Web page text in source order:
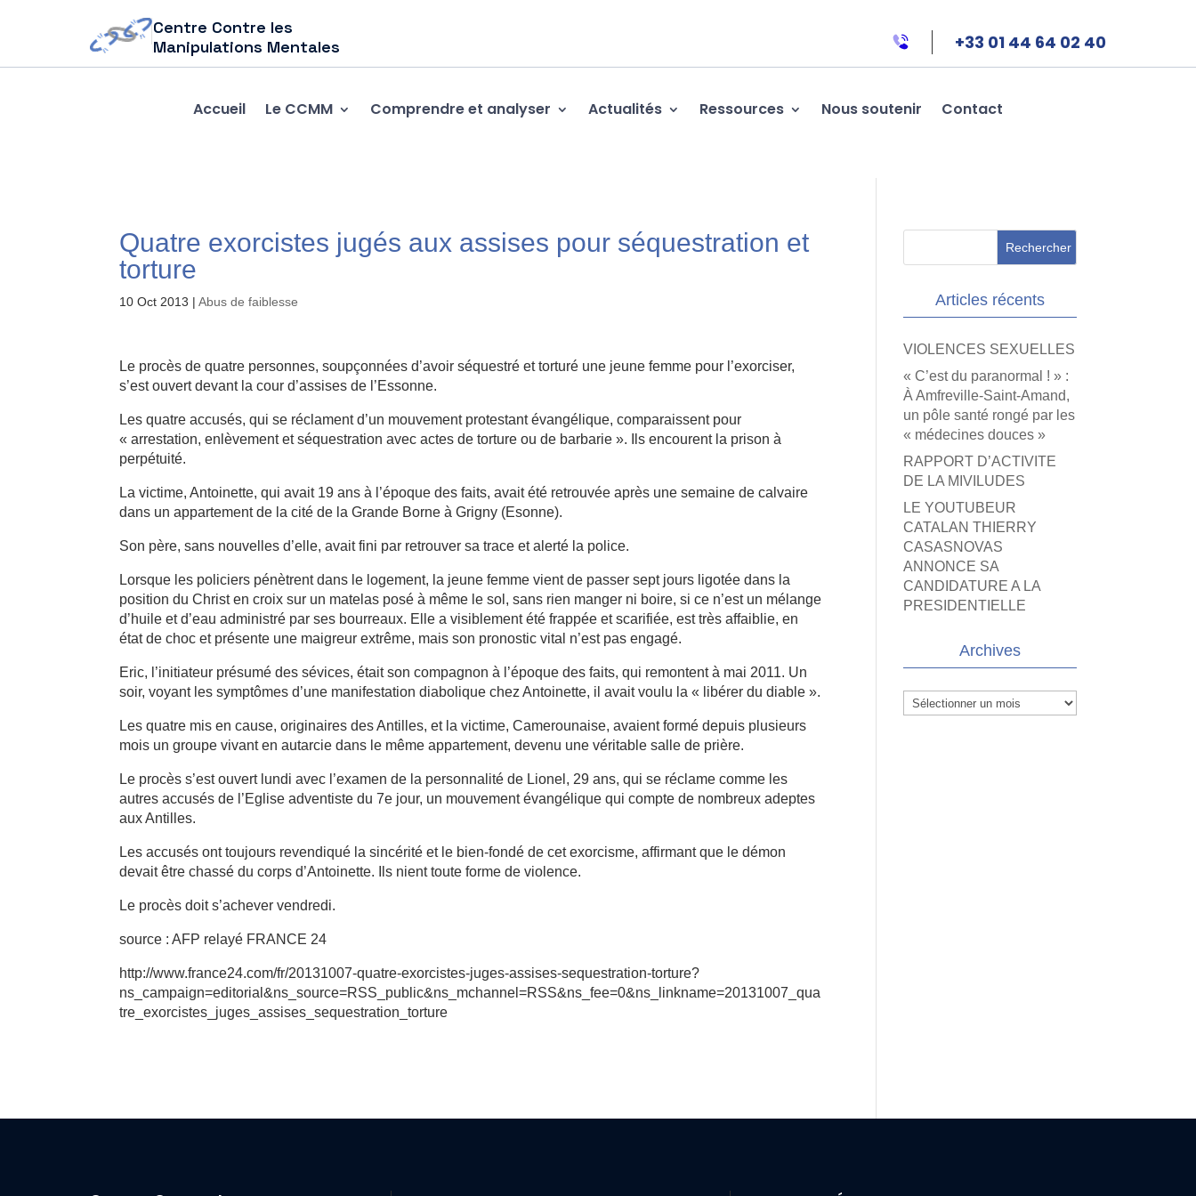
Centre Contre les
Manipulations Mentales
+33 01 44 64 02 40
Accueil Le CCMM Comprendre et analyser Actualités Ressources Nous soutenir Contact
Quatre exorcistes jugés aux assises pour séquestration et
torture
10 Oct 2013 |Abus de faiblesse
Le procès de quatre personnes, soupçonnées d’avoir séquestré et torturé une jeune femme pour l’exorciser,
s’est ouvert devant la cour d’assises de l’Essonne.
Les quatre accusés, qui se réclament d’un mouvement protestant évangélique, comparaissent pour
« arrestation, enlèvement et séquestration avec actes de torture ou de barbarie ». Ils encourent la prison à
perpétuité.
La victime, Antoinette, qui avait 19 ans à l’époque des faits, avait été retrouvée après une semaine de calvaire
dans un appartement de la cité de la Grande Borne à Grigny (Esonne).
Son père, sans nouvelles d’elle, avait fini par retrouver sa trace et alerté la police.
Lorsque les policiers pénètrent dans le logement, la jeune femme vient de passer sept jours ligotée dans la
position du Christ en croix sur un matelas posé à même le sol, sans rien manger ni boire, si ce n’est un mélange
d’huile et d’eau administré par ses bourreaux. Elle a visiblement été frappée et scarifiée, est très affaiblie, en
état de choc et présente une maigreur extrême, mais son pronostic vital n’est pas engagé.
Eric, l’initiateur présumé des sévices, était son compagnon à l’époque des faits, qui remontent à mai 2011. Un
soir, voyant les symptômes d’une manifestation diabolique chez Antoinette, il avait voulu la « libérer du diable ».
Les quatre mis en cause, originaires des Antilles, et la victime, Camerounaise, avaient formé depuis plusieurs
mois un groupe vivant en autarcie dans le même appartement, devenu une véritable salle de prière.
Le procès s’est ouvert lundi avec l’examen de la personnalité de Lionel, 29 ans, qui se réclame comme les
autres accusés de l’Eglise adventiste du 7e jour, un mouvement évangélique qui compte de nombreux adeptes
aux Antilles.
Les accusés ont toujours revendiqué la sincérité et le bien-fondé de cet exorcisme, affirmant que le démon
devait être chassé du corps d’Antoinette. Ils nient toute forme de violence.
Le procès doit s’achever vendredi.
source : AFP relayé FRANCE 24
http://www.france24.com/fr/20131007-quatre-exorcistes-juges-assises-sequestration-torture?
ns_campaign=editorial&ns_source=RSS_public&ns_mchannel=RSS&ns_fee=0&ns_linkname=20131007_qua
tre_exorcistes_juges_assises_sequestration_torture
Articles récents
VIOLENCES SEXUELLES
« C’est du paranormal ! » :
À Amfreville-Saint-Amand,
un pôle santé rongé par les
« médecines douces »
RAPPORT D’ACTIVITE
DE LA MIVILUDES
LE YOUTUBEUR
CATALAN THIERRY
CASASNOVAS
ANNONCE SA
CANDIDATURE A LA
PRESIDENTIELLE
Archives
Archives